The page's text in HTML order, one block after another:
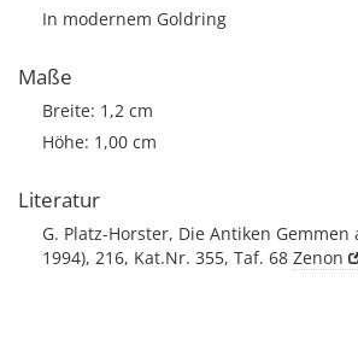
In modernem Goldring
Maße
Breite: 1,2 cm
Höhe: 1,00 cm
Literatur
G. Platz-Horster, Die Antiken Gemmen
1994), 216, Kat.Nr. 355, Taf. 68 Zenon